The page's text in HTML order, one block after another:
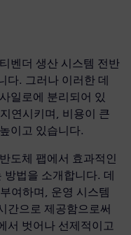
벤더 생산 시스템 전반
다. 그러나 이러한 데
일로에 분리되어 있
연시키며, 비용이 큰
이고 있습니다.
도체 팹에서 효과적인
방법을 소개합니다. 데
여하며, 운영 시스템
간으로 제공함으로써
서 벗어나 선제적이고